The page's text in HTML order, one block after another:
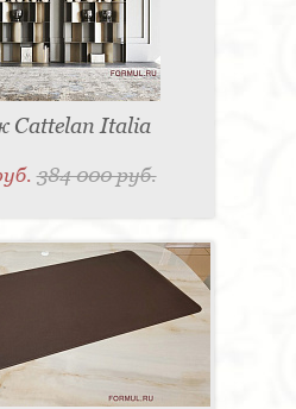
Cattelan Italia
384 000 руб.